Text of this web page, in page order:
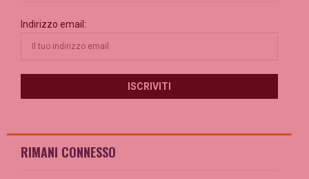
Indirizzo email:
RIMANI CONNESSO